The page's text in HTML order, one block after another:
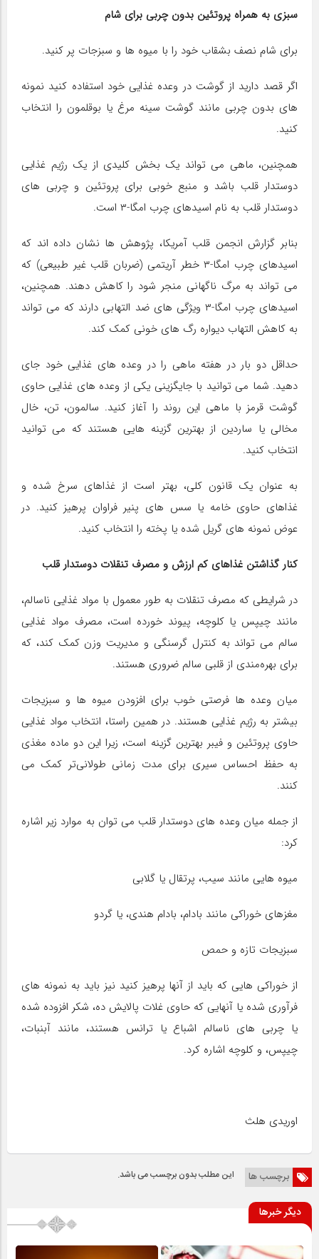
سبزی به همراه پروتئین بدون چربی برای شام
برای شام نصف بشقاب خود را با میوه ها و سبزجات پر کنید.
اگر قصد دارید از گوشت در وعده غذایی خود استفاده کنید نمونه
های بدون چربی مانند گوشت سینه مرغ یا بوقلمون را انتخاب
کنید.
همچنین، ماهی می تواند یک بخش کلیدی از یک رژیم غذایی
دوستدار قلب باشد و منبع خوبی برای پروتئین و چربی های
دوستدار قلب به نام اسیدهای چرب امگا-۳ است.
بنابر گزارش انجمن قلب آمریکا، پژوهش ها نشان داده اند که
اسیدهای چرب امگا-۳ خطر آریتمی (ضربان قلب غیر طبیعی) که
می تواند به مرگ ناگهانی منجر شود را کاهش دهند. همچنین،
اسیدهای چرب امگا-۳ ویژگی های ضد التهابی دارند که می تواند
به کاهش التهاب دیواره رگ های خونی کمک کند.
حداقل دو بار در هفته ماهی را در وعده های غذایی خود جای
دهید. شما می توانید با جایگزینی یکی از وعده های غذایی حاوی
گوشت قرمز با ماهی این روند را آغاز کنید. سالمون، تن، خال
مخالی یا ساردین از بهترین گزینه هایی هستند که می توانید
انتخاب کنید.
به عنوان یک قانون کلی، بهتر است از غذاهای سرخ شده و
غذاهای حاوی خامه یا سس های پنیر فراوان پرهیز کنید. در
عوض نمونه های گریل شده یا پخته را انتخاب کنید.
کنار گذاشتن غذاهای کم ارزش و مصرف تنقلات دوستدار قلب
در شرایطی که مصرف تنقلات به طور معمول با مواد غذایی ناسالم،
مانند چیپس یا کلوچه، پیوند خورده است، مصرف مواد غذایی
سالم می تواند به کنترل گرسنگی و مدیریت وزن کمک کند، که
برای بهره‌مندی از قلبی سالم ضروری هستند.
میان وعده ها فرصتی خوب برای افزودن میوه ها و سبزیجات
بیشتر به رژیم غذایی هستند. در همین راستا، انتخاب مواد غذایی
حاوی پروتئین و فیبر بهترین گزینه است، زیرا این دو ماده مغذی
به حفظ احساس سیری برای مدت زمانی طولانی‌تر کمک می
کنند.
از جمله میان وعده های دوستدار قلب می توان به موارد زیر اشاره
کرد:
میوه هایی مانند سیب، پرتقال یا گلابی
مغزهای خوراکی مانند بادام، بادام هندی، یا گردو
سبزیجات تازه و حمص
از خوراکی هایی که باید از آنها پرهیز کنید نیز باید به نمونه های
فرآوری شده یا آنهایی که حاوی غلات پالایش ده، شکر افزوده شده
یا چربی های ناسالم اشباع یا ترانس هستند، مانند آبنبات،
چیپس، و کلوچه اشاره کرد.
اوریدی هلث
برچسب ها این مطلب بدون برچسب می باشد.
دیگر خبرها